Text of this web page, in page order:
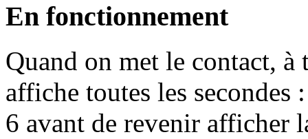
En fonctionnement
Quand on met le contact,
affiche toutes les
6 avant de revenir afficher